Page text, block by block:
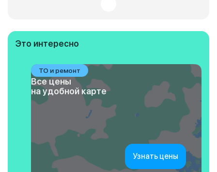
Это интересно
ТО и ремонт
Все цены
на удобной карте
Узнать цены